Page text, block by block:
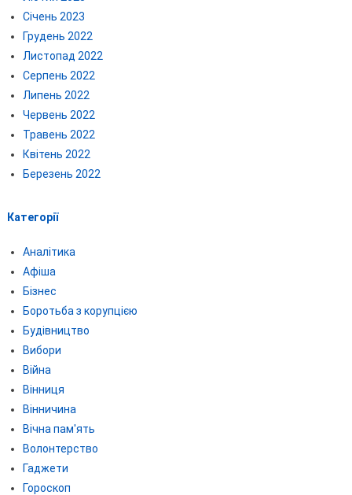
Січень 2023
Грудень 2022
Листопад 2022
Серпень 2022
Липень 2022
Червень 2022
Травень 2022
Квітень 2022
Березень 2022
Категорії
Аналітика
Афіша
Бізнес
Боротьба з корупцією
Будівництво
Вибори
Війна
Вінниця
Вінничина
Вічна пам'ять
Волонтерство
Гаджети
Гороскоп